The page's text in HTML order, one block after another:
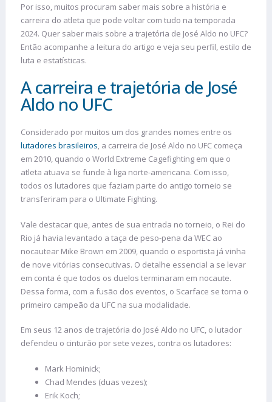
Por isso, muitos procuram saber mais sobre a história e
carreira do atleta que pode voltar com tudo na temporada
2024. Quer saber mais sobre a trajetória de José Aldo no UFC?
Então acompanhe a leitura do artigo e veja seu perfil, estilo de
luta e estatísticas.
A carreira e trajetória de José
Aldo no UFC
Considerado por muitos um dos grandes nomes entre os
lutadores brasileiros, a carreira de José Aldo no UFC começa
em 2010, quando o World Extreme Cagefighting em que o
atleta atuava se funde à liga norte-americana. Com isso,
todos os lutadores que faziam parte do antigo torneio se
transferiram para o Ultimate Fighting.
Vale destacar que, antes de sua entrada no torneio, o Rei do
Rio já havia levantado a taça de peso-pena da WEC ao
nocautear Mike Brown em 2009, quando o esportista já vinha
de nove vitórias consecutivas. O detalhe essencial a se levar
em conta é que todos os duelos terminaram em nocaute.
Dessa forma, com a fusão dos eventos, o Scarface se torna o
primeiro campeão da UFC na sua modalidade.
Em seus 12 anos de trajetória do José Aldo no UFC, o lutador
defendeu o cinturão por sete vezes, contra os lutadores:
Mark Hominick;
Chad Mendes (duas vezes);
Erik Koch;